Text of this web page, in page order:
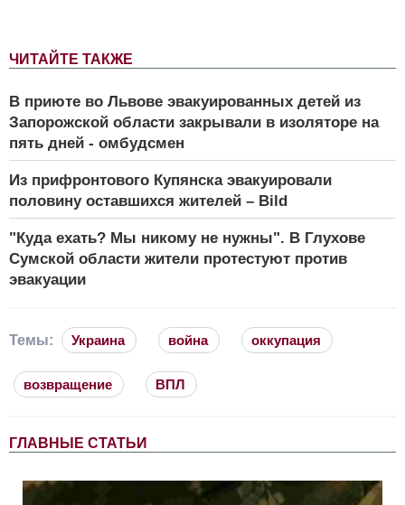
ЧИТАЙТЕ ТАКЖЕ
В приюте во Львове эвакуированных детей из
Запорожской области закрывали в изоляторе на
пять дней - омбудсмен
Из прифронтового Купянска эвакуировали
половину оставшихся жителей – Bild
"Куда ехать? Мы никому не нужны". В Глухове
Сумской области жители протестуют против
эвакуации
Темы: Украина война оккупация
возвращение ВПЛ
ГЛАВНЫЕ СТАТЬИ